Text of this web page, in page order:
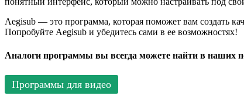
Aegisub — это программа, которая поможет вам создать
Попробуйте Aegisub и убедитесь сами в ее возможностях!
Аналоги программы вы всегда можете найти в наших
Программы для видео